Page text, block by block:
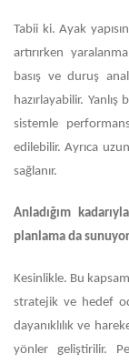
Tabii ki. Ayak
artırırken
basış ve duruş
hazırlayabilir. Yanlış
sistemle
edilebilir. Ayrıca
sağlanır.
Anladığım
planlama da
Kesinlikle. Bu
stratejik ve hedef
dayanıklılık ve
yönler geliştirilir.